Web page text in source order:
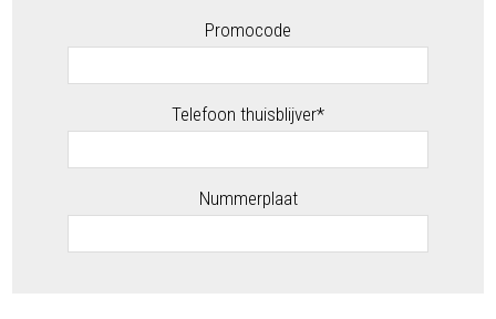
Promocode
Telefoon thuisblijver*
Nummerplaat